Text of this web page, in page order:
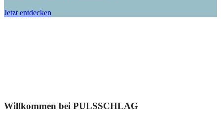
Jetzt entdecken
Willkommen bei PULSSCHLAG